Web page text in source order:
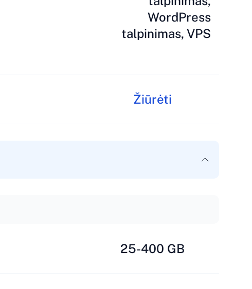
WordPress
talpinimas, VPS
Žiūrėti
25-400 GB